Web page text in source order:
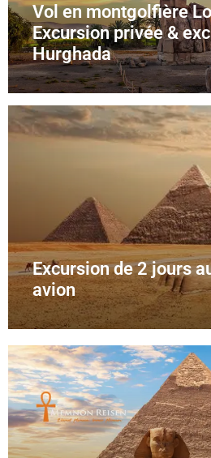
Vol en montgolfière
Excursion privée &
Hurghada
Excursion de 2 jours
avion